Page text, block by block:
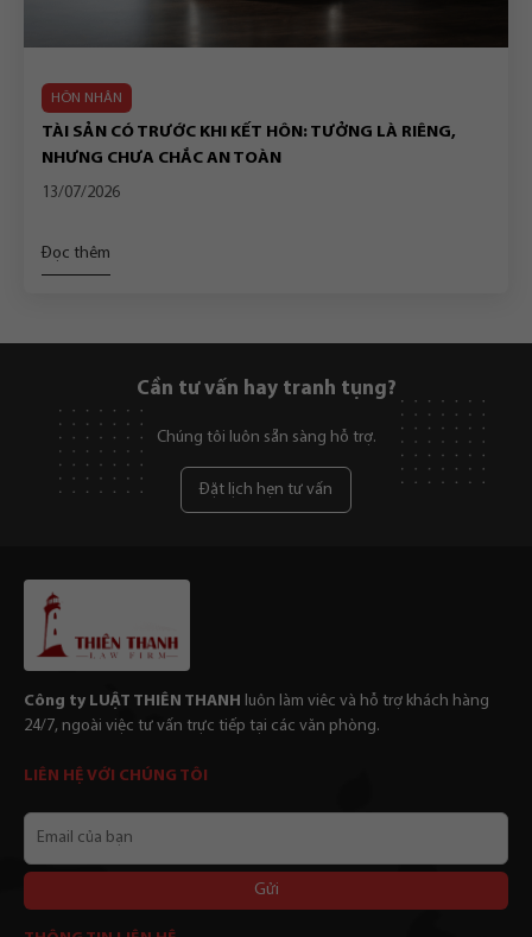
HÔN NHÂN
TÀI SẢN CÓ TRƯỚC KHI KẾT HÔN: TƯỞNG LÀ RIÊNG,
NHƯNG CHƯA CHẮC AN TOÀN
13/07/2026
Đọc thêm
Cần tư vấn hay tranh tụng?
Chúng tôi luôn sẵn sàng hỗ trợ.
Đặt lịch hẹn tư vấn
Công ty LUẬT THIÊN THANH
luôn làm viêc và hỗ trợ khách hàng
24/7, ngoài việc tư vấn trực tiếp tại các văn phòng.
LIÊN HỆ VỚI CHÚNG TÔI
bạn